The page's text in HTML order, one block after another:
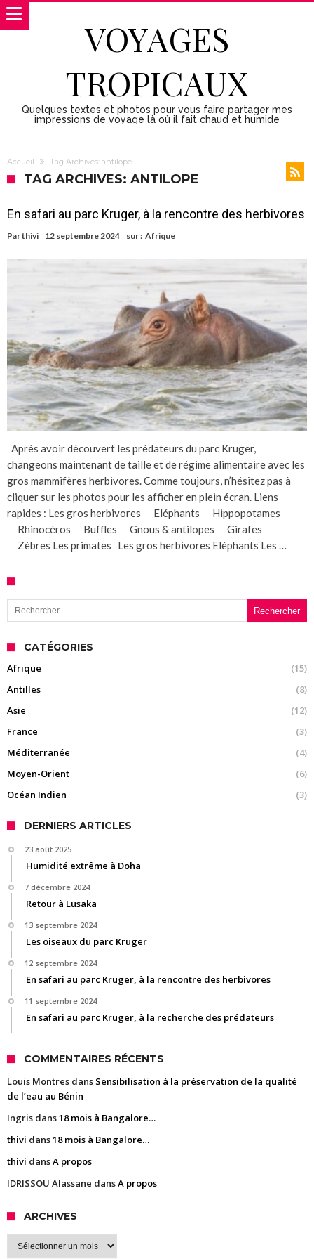
VOYAGES
TROPICAUX
Quelques textes et photos pour vous faire partager mes
impressions de voyage là où il fait chaud et humide
Accueil Tag Archives: antilope
TAG ARCHIVES: ANTILOPE
En safari au parc Kruger, à la rencontre des herbivores
Parthivi 12 septembre 2024 sur : Afrique
Après avoir découvert les prédateurs du parc Kruger,
changeons maintenant de taille et de régime alimentaire avec les
gros mammifères herbivores. Comme toujours, n’hésitez pas à
cliquer sur les photos pour les afficher en plein écran. Liens
rapides : Les gros herbivores Eléphants Hippopotames
Rhinocéros Buffles Gnous & antilopes Girafes
Zèbres Les primates Les gros herbivores Eléphants Les …
Rechercher :
CATÉGORIES
Afrique
(15)
Antilles
(8)
Asie
(12)
France
(3)
Méditerranée
(4)
Moyen-Orient
(6)
Océan Indien
(3)
DERNIERS ARTICLES
23 août 2025
Humidité extrême à Doha
7 décembre 2024
Retour à Lusaka
13 septembre 2024
Les oiseaux du parc Kruger
12 septembre 2024
En safari au parc Kruger, à la rencontre des herbivores
11 septembre 2024
En safari au parc Kruger, à la recherche des prédateurs
COMMENTAIRES RÉCENTS
Louis Montres dans Sensibilisation à la préservation de la qualité
de l’eau au Bénin
Ingris dans18 mois à Bangalore…
thivi dans18 mois à Bangalore…
thivi dansA propos
IDRISSOU Alassane dansA propos
ARCHIVES
Archives